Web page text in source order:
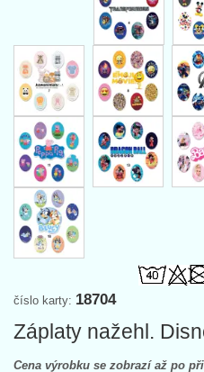
číslo karty: 18704
Záplaty nažehl.
Cena výrobku se zobrazí až po